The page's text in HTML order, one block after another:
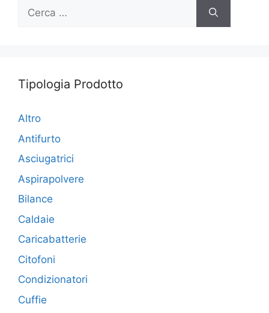
Ricerca
Tipologia Prodotto
Altro
Antifurto
Asciugatrici
Aspirapolvere
Bilance
Caldaie
Caricabatterie
Citofoni
Condizionatori
Cuffie